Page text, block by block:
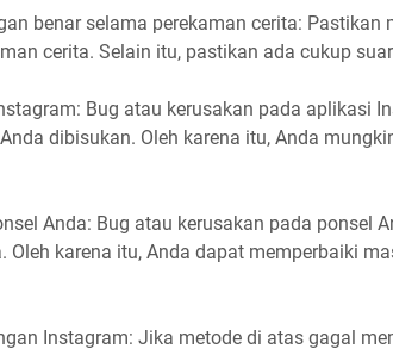
benar selama perekaman cerita: Pastikan
cerita. Selain itu, pastikan ada cukup
Bug atau kerusakan pada aplikasi
dibisukan. Oleh karena itu, Anda
Anda: Bug atau kerusakan pada ponsel
Oleh karena itu, Anda dapat memperbaiki
Instagram: Jika metode di atas gagal